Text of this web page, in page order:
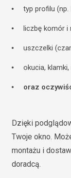
typ profilu (np.
liczbę komór i
uszczelki
okucia,
oraz
Dzięki
Twoje okno.
montażu i
doradcą.